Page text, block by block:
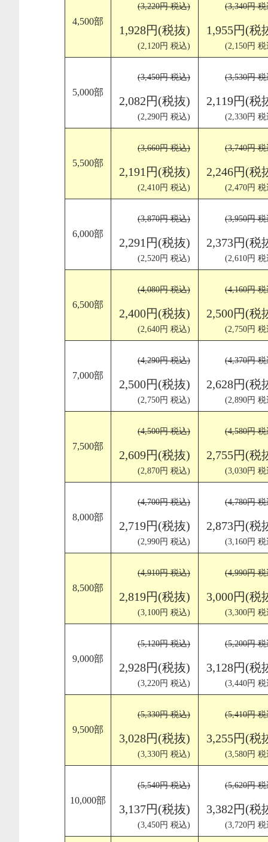
4,500部
(3,220円 税込)
1,928円(税抜)
(2,120円 税込)
(3,340円
1,955円(税
(2,150円
5,000部
(3,450円 税込)
2,082円(税抜)
(2,290円 税込)
(3,530円
2,119円(税
(2,330円
5,500部
(3,660円 税込)
2,191円(税抜)
(2,410円 税込)
(3,740円
2,246円(税
(2,470円
6,000部
(3,870円 税込)
2,291円(税抜)
(2,520円 税込)
(3,950円
2,373円(税
(2,610円
6,500部
(4,080円 税込)
2,400円(税抜)
(2,640円 税込)
(4,160円
2,500円(税
(2,750円
7,000部
(4,290円 税込)
2,500円(税抜)
(2,750円 税込)
(4,370円
2,628円(税
(2,890円
7,500部
(4,500円 税込)
2,609円(税抜)
(2,870円 税込)
(4,580円
2,755円(税
(3,030円
8,000部
(4,700円 税込)
2,719円(税抜)
(2,990円 税込)
(4,780円
2,873円(税
(3,160円
8,500部
(4,910円 税込)
2,819円(税抜)
(3,100円 税込)
(4,990円
3,000円(税
(3,300円
9,000部
(5,120円 税込)
2,928円(税抜)
(3,220円 税込)
(5,200円
3,128円(税
(3,440円
9,500部
(5,330円 税込)
3,028円(税抜)
(3,330円 税込)
(5,410円
3,255円(税
(3,580円
10,000部
(5,540円 税込)
3,137円(税抜)
(3,450円 税込)
(5,620円
3,382円(税
(3,720円